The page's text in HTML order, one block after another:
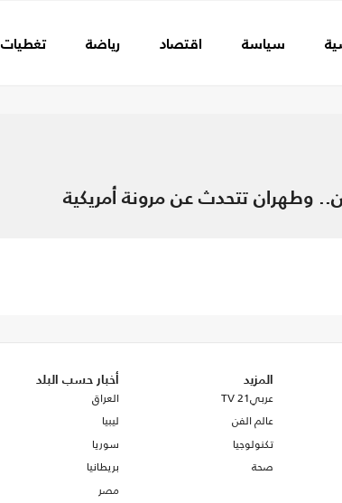
سياسة اقتصاد رياضة تغطيات
وطهران تتحدث عن مرونة أمريكية
المزيد
عربي21 TV
عالم الفن
تكنولوجيا
صحة
أخبار حسب البلد
العراق
ليبيا
سوريا
بريطانيا
مصر